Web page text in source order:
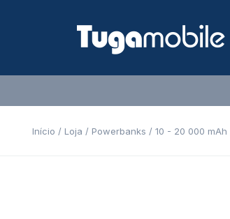
Início / Loja / Powerbanks / 10 - 20 000 mAh